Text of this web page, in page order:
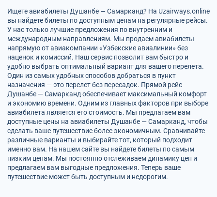
Ищете авиабилеты Душанбе — Самарканд? На Uzairways.online
вы найдете билеты по доступным ценам на регулярные рейсы.
У нас только лучшие предложения по внутренним и
международным направлениям. Мы продаем авиабилеты
напрямую от авиакомпании «Узбекские авиалинии» без
наценок и комиссий. Наш сервис позволит вам быстро и
удобно выбрать оптимальный вариант для вашего перелета.
Один из самых удобных способов добраться в пункт
назначения — это перелет без пересадок. Прямой рейс
Душанбе — Самарканд обеспечивает максимальный комфорт
и экономию времени. Одним из главных факторов при выборе
авиабилета является его стоимость. Мы предлагаем вам
доступные цены на авиабилеты Душанбе — Самарканд, чтобы
сделать ваше путешествие более экономичным. Сравнивайте
различные варианты и выбирайте тот, который подходит
именно вам. На нашем сайте вы найдете билеты по самым
низким ценам. Мы постоянно отслеживаем динамику цен и
предлагаем вам выгодные предложения. Теперь ваше
путешествие может быть доступным и недорогим.